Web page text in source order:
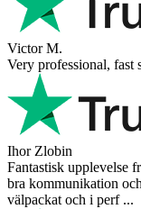
Victor M.
Very professional,
Ihor Zlobin
Fantastisk upplevelse
bra kommunikation
välpackat och i perf ...